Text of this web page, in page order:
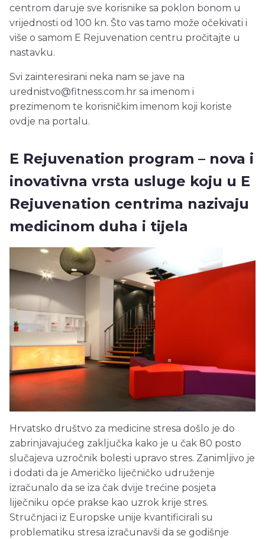
centrom daruje sve korisnike sa poklon bonom u
vrijednosti od 100 kn. Što vas tamo može očekivati i
više o samom E Rejuvenation centru pročitajte u
nastavku.
Svi zainteresirani neka nam se jave na
urednistvo@fitness.com.hr sa imenom i
prezimenom te korisničkim imenom koji koriste
ovdje na portalu.
E Rejuvenation program – nova i
inovativna vrsta usluge koju u E
Rejuvenation centrima nazivaju
medicinom duha i tijela
Hrvatsko društvo za medicine stresa došlo je do
zabrinjavajućeg zaključka kako je u čak 80 posto
slučajeva uzročnik bolesti upravo stres. Zanimljivo je
i dodati da je Američko liječničko udruženje
izračunalo da se iza čak dvije trećine posjeta
liječniku opće prakse kao uzrok krije stres.
Stručnjaci iz Europske unije kvantificirali su
problematiku stresa izračunavši da se godišnje